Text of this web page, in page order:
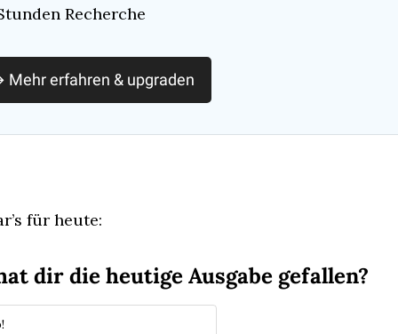
Recherche
Mehr erfahren & upgraden
für heute:
dir die heutige Ausgabe gefallen?